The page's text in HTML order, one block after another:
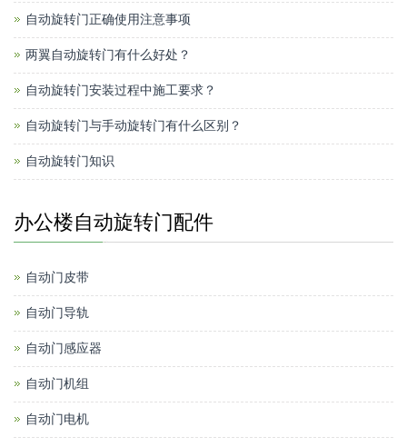
自动旋转门正确使用注意事项
两翼自动旋转门有什么好处？
自动旋转门安装过程中施工要求？
自动旋转门与手动旋转门有什么区别？
自动旋转门知识
办公楼自动旋转门配件
自动门皮带
自动门导轨
自动门感应器
自动门机组
自动门电机